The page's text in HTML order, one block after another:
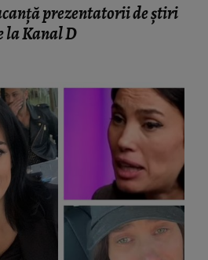
prezentatorii de știri
la Kanal D